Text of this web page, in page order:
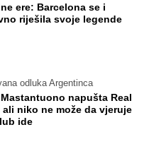
ere: Barcelona se i
riješila svoje legende
odluka Argentinca
napušta Real
ali niko ne može da vjeruje
ide